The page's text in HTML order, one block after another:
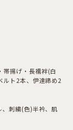
帯揚げ・長襦袢(白
ルト2本、伊達締め2
、刺繍(色)半衿、肌